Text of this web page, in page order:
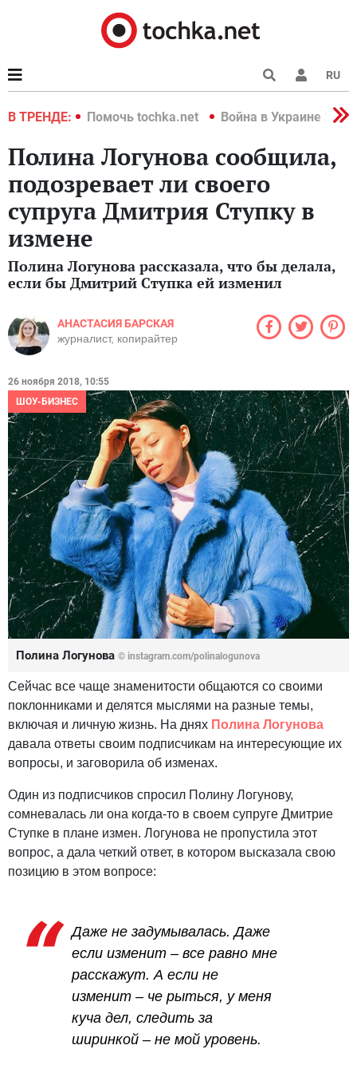
RU
В ТРЕНДЕ:
2022 Помочь tochka.net Война в Украине 2022
Полина Логунова сообщила,
подозревает ли своего
супруга Дмитрия Ступку в
измене
Полина Логунова рассказала, что бы делала,
если бы Дмитрий Ступка ей изменил
АНАСТАСИЯ БАРСКАЯ
журналист, копирайтер
26 ноября 2018, 10:55
ШОУ-БИЗНЕС
Полина Логунова © instagram.com/polinalogunova
Сейчас все чаще знаменитости общаются со своими
поклонниками и делятся мыслями на разные темы,
включая и личную жизнь. На днях Полина Логунова
давала ответы своим подписчикам на интересующие их
вопросы, и заговорила об изменах.
Один из подписчиков спросил Полину Логунову,
сомневалась ли она когда-то в своем супруге Дмитрие
Ступке в плане измен. Логунова не пропустила этот
вопрос, а дала четкий ответ, в котором высказала свою
позицию в этом вопросе:
Даже не задумывалась. Даже
если изменит – все равно мне
расскажут. А если не
изменит – че рыться, у меня
куча дел, следить за
ширинкой – не мой уровень.